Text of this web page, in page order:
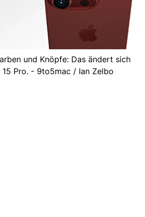
und Knöpfe: Das ändert sich
15 Pro. - 9to5mac / Ian Zelbo